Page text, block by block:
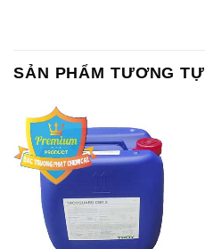
SẢN PHẨM TƯƠNG TỰ